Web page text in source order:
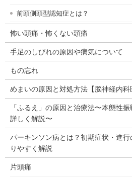
前頭側頭型認知症とは？
怖い頭痛・怖くない頭痛
手足のしびれの原因や病気について
もの忘れ
めまいの原因と対処方法【脳神経内科
「ふるえ」の原因と治療法〜本態性
詳しく解説〜
パーキンソン病とは？初期症状・進
りやすく解説
片頭痛